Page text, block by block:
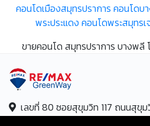
คอนโดเมืองสมุทรปราการ คอนโดบ
พระประแดง คอนโดพระสมุทร
ขายคอนโด สมุทรปราการ บางพลี
เลขที่ 80 ซอยสุขุมวิท 117 ถนนสุขุม